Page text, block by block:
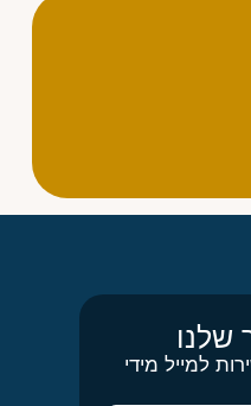
שלנו
למייל מידי